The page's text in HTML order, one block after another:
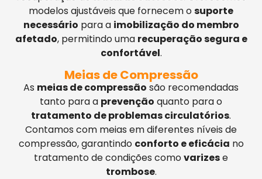
modelos ajustáveis que fornecem osuporte
necessário para a imobilização do membro
afetado, permitindo uma recuperação segura e
confortável.
Meias de Compressão
As meias de compressão são recomendadas
tanto para a prevenção quanto para o
tratamento de problemas circulatórios.
Contamos com meias em diferentes níveis de
compressão, garantindo conforto e eficácia no
tratamento de condições comovarizese
trombose.